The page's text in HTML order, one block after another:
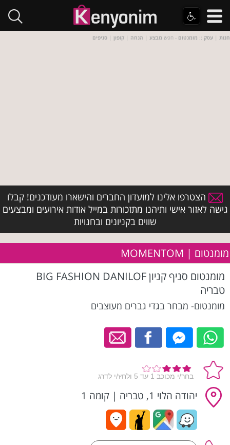
חנות | עסק :: מומנטום - חפש מבצע | הנחה | קופון | סניפים
הצטרפו אלינו למועדון החברים והישארו מעודכנים! קבלו
גישה לאזור אישי ותיהנו מתזכורות במייל אודות אירועים ומבצעים
שווים בקניונים ובחנויות
מומנטום | MOMENTOM
מומנטום סניף קניון BIG FASHION DANILOF
טבריה
מומנטום- מבחר בגדי גברים מעוצבים
יהודה הלוי 1, טבריה | קומה 1